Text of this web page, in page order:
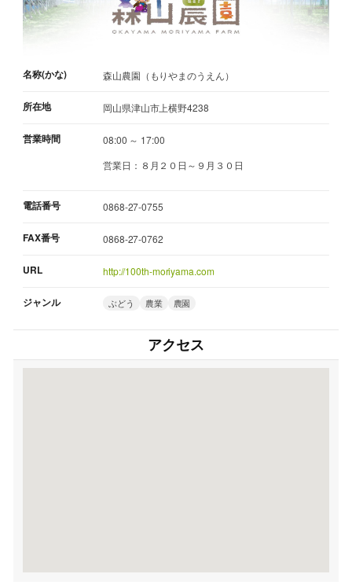
名称(かな) 森山農園（もりやまのうえん）
所在地 岡山県津山市上横野4238
営業時間
08:00 ～ 17:00
営業日：８月２０日～９月３０日
電話番号 0868-27-0755
FAX番号 0868-27-0762
URL http://100th-moriyama.com
ジャンル ぶどう 農業 農園
アクセス